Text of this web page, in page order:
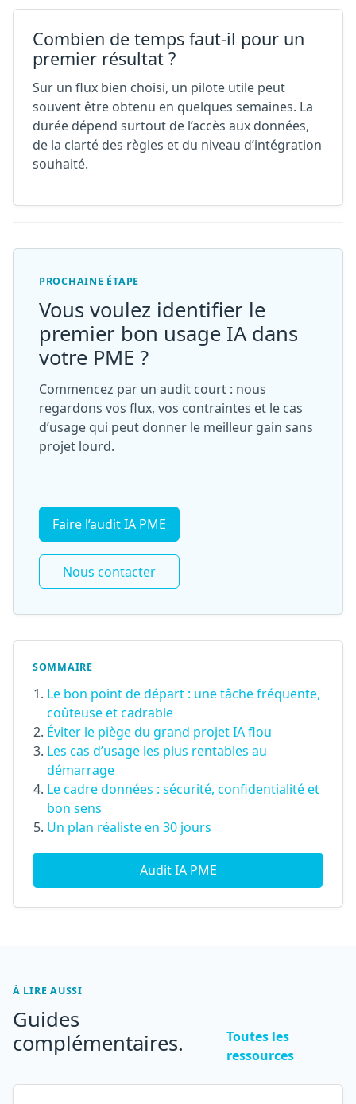
SOMMAIRE
Le bon point de départ : une tâche fréquente,
coûteuse et cadrable
Éviter le piège du grand projet IA flou
Les cas d’usage les plus rentables au
démarrage
Le cadre données : sécurité, confidentialité et
bon sens
Un plan réaliste en 30 jours
Audit IA PME
Combien de temps faut-il pour un
premier résultat ?
Sur un flux bien choisi, un pilote utile peut
souvent être obtenu en quelques semaines. La
durée dépend surtout de l’accès aux données,
de la clarté des règles et du niveau d’intégration
souhaité.
PROCHAINE ÉTAPE
Vous voulez identifier le
premier bon usage IA dans
votre PME ?
Commencez par un audit court : nous
regardons vos flux, vos contraintes et le cas
d’usage qui peut donner le meilleur gain sans
projet lourd.
Faire l’audit IA PME
Nous contacter
À LIRE AUSSI
Guides
complémentaires.
Toutes les
ressources